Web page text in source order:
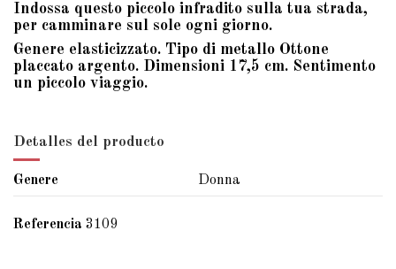
Indossa questo piccolo infradito sulla tua strada,
per camminare sul sole ogni giorno.
Genere elasticizzato. Tipo di metallo Ottone
placcato argento. Dimensioni 17,5 cm. Sentimento
un piccolo viaggio.
Detalles del producto
Genere Donna
Referencia 3109